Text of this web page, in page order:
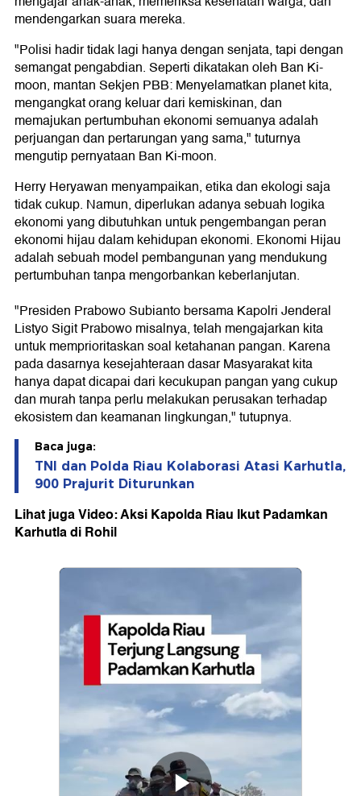
mendengarkan suara mereka.
"Polisi hadir tidak lagi hanya dengan senjata, tapi dengan
semangat pengabdian. Seperti dikatakan oleh Ban Ki-
moon, mantan Sekjen PBB: Menyelamatkan planet kita,
mengangkat orang keluar dari kemiskinan, dan
memajukan pertumbuhan ekonomi semuanya adalah
perjuangan dan pertarungan yang sama," tuturnya
mengutip pernyataan Ban Ki-moon.
Herry Heryawan menyampaikan, etika dan ekologi saja
tidak cukup. Namun, diperlukan adanya sebuah logika
ekonomi yang dibutuhkan untuk pengembangan peran
ekonomi hijau dalam kehidupan ekonomi. Ekonomi Hijau
adalah sebuah model pembangunan yang mendukung
pertumbuhan tanpa mengorbankan keberlanjutan.
"Presiden Prabowo Subianto bersama Kapolri Jenderal
Listyo Sigit Prabowo misalnya, telah mengajarkan kita
untuk memprioritaskan soal ketahanan pangan. Karena
pada dasarnya kesejahteraan dasar Masyarakat kita
hanya dapat dicapai dari kecukupan pangan yang cukup
dan murah tanpa perlu melakukan perusakan terhadap
ekosistem dan keamanan lingkungan," tutupnya.
Baca juga:
TNI dan Polda Riau Kolaborasi Atasi Karhutla,
900 Prajurit Diturunkan
Lihat juga Video: Aksi Kapolda Riau Ikut Padamkan
Karhutla di Rohil